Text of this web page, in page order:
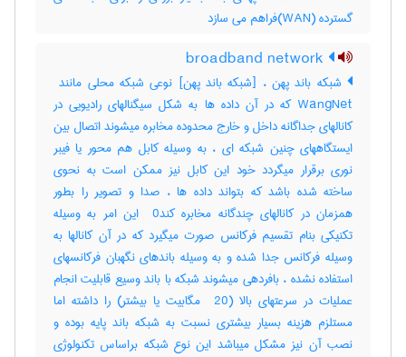
گسترده (WAN)فراهم می سازد
WangNet که در آن داده ها به شکل سیگنالهای رادیویی در
کانالهای جداگانه داخل و خارج محدوده مخابره میشوند اتصال بین
ایستگاههای چنین شبکه ای ، به وسیله کابل هم محور یا فیبر
نوری برقرار میگردد خود این کابل نیز ممکن است به نحوی
ساخته شده باشد که بتواند داده ها ، صدا و تصویر را بطور
همزمان در کانالهای چندگانه مخابره کند‎ 0 این امر به وسیله
تکنیکی بنام تقسیم فرکانس صورت میگیرد که در آن کانالها به
وسیله فرکانس جدا شده و به وسیله باندهای نگهبان فرکانسهای
استفاده نشده ، بافردهی میشوند شبکه با باند وسیع قابلیت انجام
عملیات در سرعتهای بالا (‎ 20 مگابیت یا بیشتر) را داشته اما
مستلزم هزینه بسیار بیشتری نسبت به شبکه باند پایه بوده و
نصب آن نیز مشکل میباشد این نوع شبکه براساس تکنولوژی